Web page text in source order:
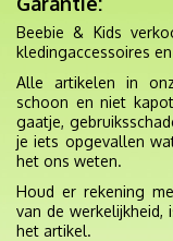
Beebie & Kids
kledingaccessoires
Alle artikelen in
schoon en niet
gaatje,
je iets opgevallen
het ons weten.
Houd er rekening
van de werkelijkheid,
het artikel.